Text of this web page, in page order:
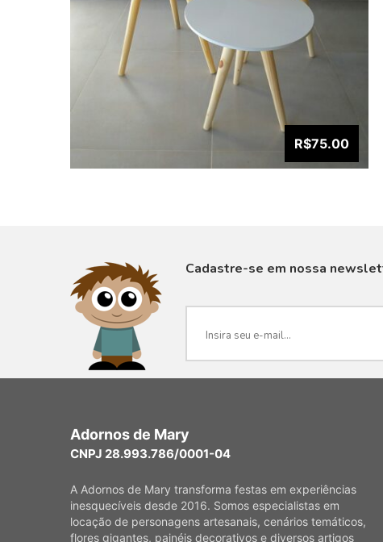
R$75.00
VISUALIZAR
Cadastre-se em nossa
Adornos de Mary
CNPJ 28.993.786/0001-04
A Adornos de Mary transforma festas em experiências
inesquecíveis desde 2016. Somos especialistas em
locação de personagens artesanais, cenários temáticos,
flores gigantes, painéis decorativos e diversos artigos